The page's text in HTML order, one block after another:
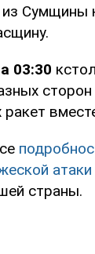
из Сумщины
03:30
атаки
страны.